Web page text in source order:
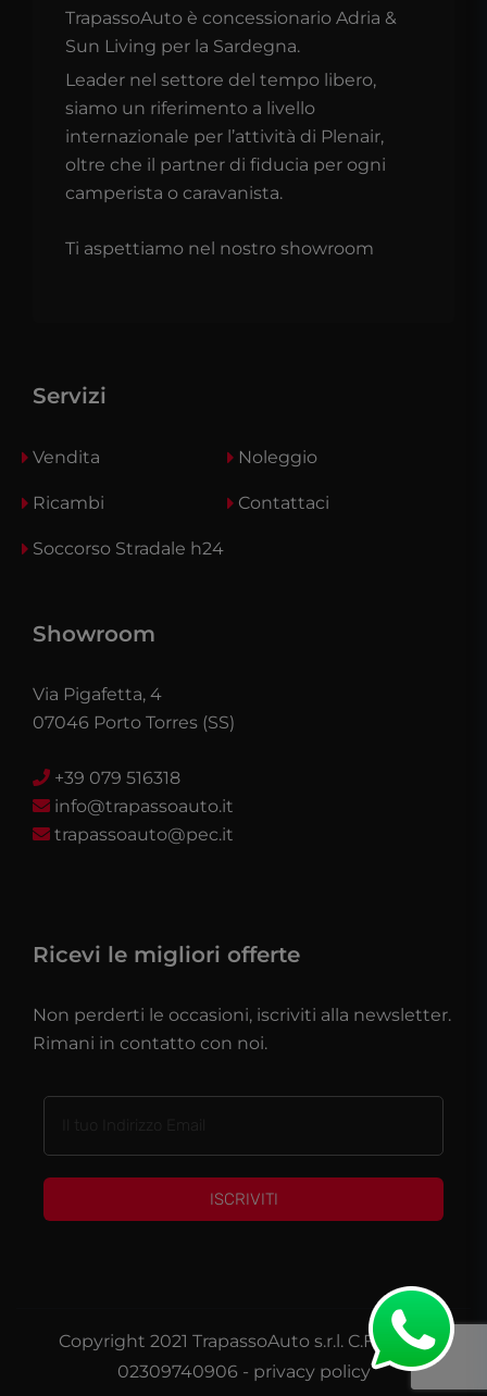
TrapassoAuto è concessionario Adria &
Sun Living per la Sardegna.
Leader nel settore del tempo libero,
siamo un riferimento a livello
internazionale per l’attività di Plenair,
oltre che il partner di fiducia per ogni
camperista o caravanista.
Ti aspettiamo nel nostro showroom
Servizi
Vendita Noleggio
Ricambi Contattaci
Soccorso Stradale h24
Showroom
Via Pigafetta, 4
07046 Porto Torres (SS)
+39 079 516318
info@trapassoauto.it
trapassoauto@pec.it
Ricevi le migliori offerte
Non perderti le occasioni, iscriviti alla newsletter.
Rimani in contatto con noi.
ISCRIVITI
Copyright 2021 TrapassoAuto s.r.l. C.F./P.IVA
02309740906 - privacy policy